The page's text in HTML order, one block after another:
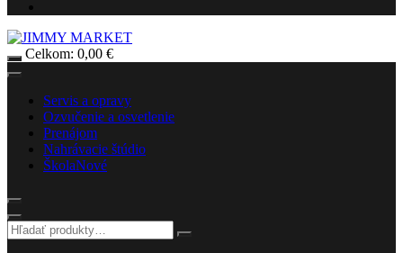
Celkom: 0,00 €
Servis a opravy
Ozvučenie a osvetlenie
Prenájom
Nahrávacie štúdio
ŠkolaNové